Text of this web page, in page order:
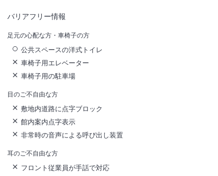
バリアフリー情報
足元の心配な方・車椅子の方
公共スペースの洋式トイレ
車椅子用エレベーター
車椅子用の駐車場
目のご不自由な方
敷地内道路に点字ブロック
館内案内点字表示
非常時の音声による呼び出し装置
耳のご不自由な方
フロント従業員が手話で対応